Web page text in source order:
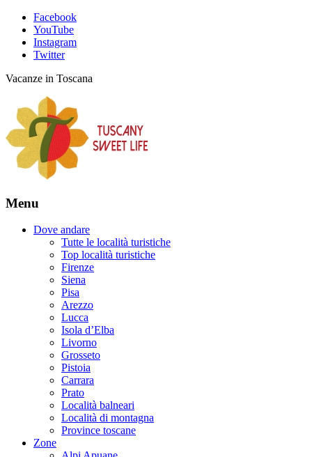
Facebook
YouTube
Instagram
Twitter
Vacanze in Toscana
Menu
Dove andare
Tutte le località turistiche
Top località turistiche
Firenze
Siena
Pisa
Arezzo
Lucca
Isola d’Elba
Livorno
Grosseto
Pistoia
Carrara
Prato
Località balneari
Località di montagna
Province toscane
Zone